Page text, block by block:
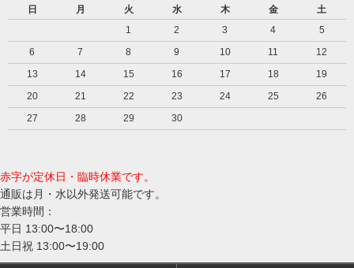
日
月 火 水 木 金
土
1
2 3 4
5
6
7 8 9 10 11
12
13
14 15 16 17 18
19
20
21 22 23 24 25
26
27
28 29 30
赤字が定休日・臨時休業です。
通販は月・水以外発送可能です。
営業時間：
平日 13:00〜18:00
土日祝 13:00〜19:00